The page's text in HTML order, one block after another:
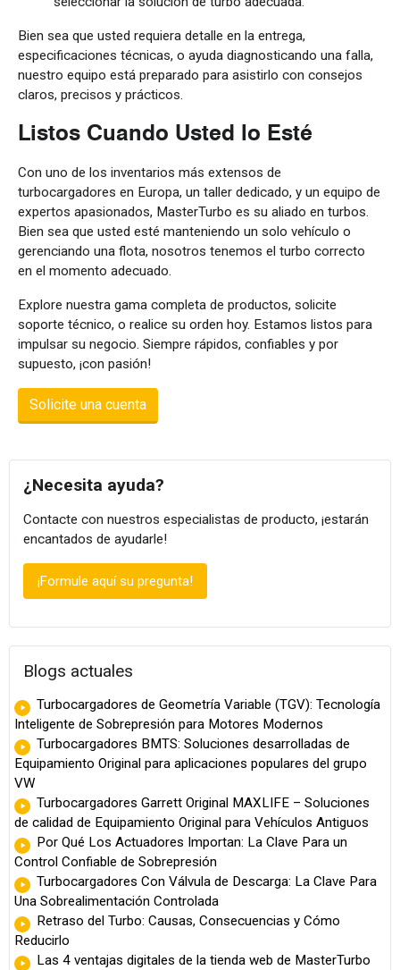
Bien sea que usted requiera detalle en la entrega,
especificaciones técnicas, o ayuda diagnosticando una falla,
nuestro equipo está preparado para asistirlo con consejos
claros, precisos y prácticos.
Listos Cuando Usted lo Esté
Con uno de los inventarios más extensos de
turbocargadores en Europa, un taller dedicado, y un equipo de
expertos apasionados, MasterTurbo es su aliado en turbos.
Bien sea que usted esté manteniendo un solo vehículo o
gerenciando una flota, nosotros tenemos el turbo correcto
en el momento adecuado.
Explore nuestra gama completa de productos, solicite
soporte técnico, o realice su orden hoy. Estamos listos para
impulsar su negocio. Siempre rápidos, confiables y por
supuesto, ¡con pasión!
Solicite una cuenta
¿Necesita ayuda?
Contacte con nuestros especialistas de producto, ¡estarán
encantados de ayudarle!
¡Formule aquí su pregunta!
Blogs actuales
Turbocargadores de Geometría Variable (TGV): Tecnología
Inteligente de Sobrepresión para Motores Modernos
Turbocargadores BMTS: Soluciones desarrolladas de
Equipamiento Original para aplicaciones populares del grupo
VW
Turbocargadores Garrett Original MAXLIFE – Soluciones
de calidad de Equipamiento Original para Vehículos Antiguos
Por Qué Los Actuadores Importan: La Clave Para un
Control Confiable de Sobrepresión
Turbocargadores Con Válvula de Descarga: La Clave Para
Una Sobrealimentación Controlada
Retraso del Turbo: Causas, Consecuencias y Cómo
Reducirlo
Las 4 ventajas digitales de la tienda web de MasterTurbo